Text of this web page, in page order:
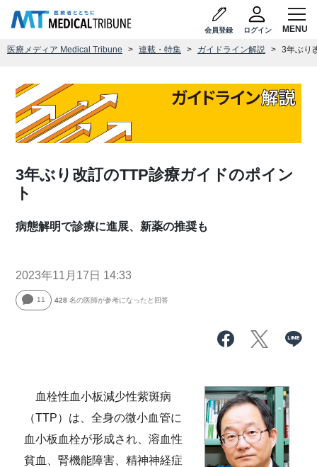
会員登録 ログイン
医療メディア Medical Tribune 連載・特集 ガイドライン解説 3年ぶり
3年ぶり改訂のTTP診療ガイドのポイン
ト
病態解明で診療に進展、新薬の推奨も
2023年11月17日 14:33
11 428 名の医師が参考になったと回答
血栓性血小板減少性紫斑病
（TTP）は、全身の微小血管に
血小板血栓が形成され、溶血性
貧血、腎機能障害、精神神経症